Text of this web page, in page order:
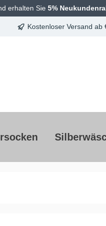
erhalten Sie 5%
Kostenloser Versand ab